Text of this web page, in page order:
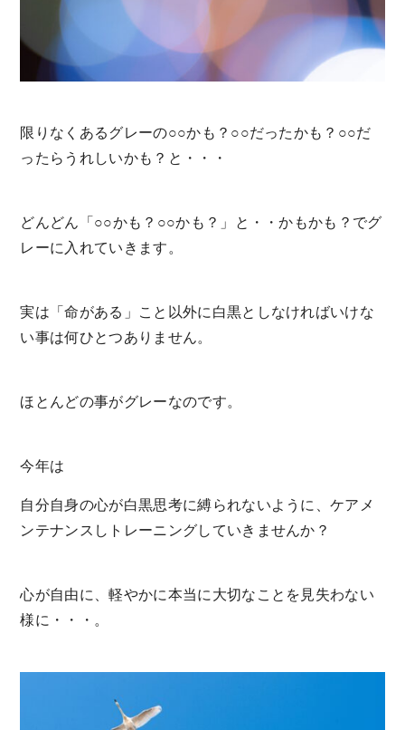
限りなくあるグレーの○○かも？○○だったかも？○○だ
ったらうれしいかも？と・・・
どんどん「○○かも？○○かも？」と・・かもかも？でグ
レーに入れていきます。
実は「命がある」こと以外に白黒としなければいけな
い事は何ひとつありません。
ほとんどの事がグレーなのです。
今年は
自分自身の心が白黒思考に縛られないように、ケアメ
ンテナンスしトレーニングしていきませんか？
心が自由に、軽やかに本当に大切なことを見失わない
様に・・・。